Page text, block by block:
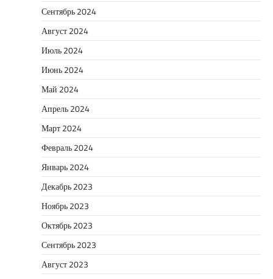
Сентябрь 2024
Август 2024
Июль 2024
Июнь 2024
Май 2024
Апрель 2024
Март 2024
Февраль 2024
Январь 2024
Декабрь 2023
Ноябрь 2023
Октябрь 2023
Сентябрь 2023
Август 2023